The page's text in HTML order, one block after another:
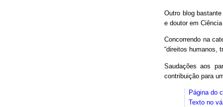
Outro blog
e doutor em
Concorrendo na
“direitos humanos,
Saudações aos
contribuição para
Página do
Texto no